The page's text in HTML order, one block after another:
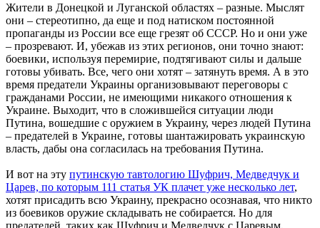
Жители в Донецкой и Луганской областях – разные. Мыслят
они – стереотипно, да еще и под натиском постоянной
пропаганды из России все еще грезят об СССР. Но и они уже
– прозревают. И, убежав из этих регионов, они точно знают:
боевики, используя перемирие, подтягивают силы и дальше
готовы убивать. Все, чего они хотят – затянуть время. А в это
время предатели Украины организовывают переговоры с
гражданами России, не имеющими никакого отношения к
Украине. Выходит, что в сложившейся ситуации люди
Путина, вошедшие с оружием в Украину, через людей Путина
– предателей в Украине, готовы шантажировать украинскую
власть, дабы она согласилась на требования Путина.
И вот на эту путинскую тавтологию Шуфрич, Медведчук и
Царев, по которым 111 статья УК плачет уже несколько лет,
хотят присадить всю Украину, прекрасно осознавая, что никто
из боевиков оружие складывать не собирается. Но для
предателей, таких как Шуфрич и Медведчук с Царевым,